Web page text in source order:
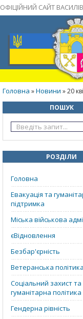
ОФІЦІЙНИЙ САЙТ
Головна »Новини » 20
ПОШУК
РОЗДІЛИ
Головна
Евакуація та
підтримка
Міська військова
єВідновлення
Безбар'єрність
Ветеранська політика
Соціальний захист та
гуманітарна політика
Гендерна рівність